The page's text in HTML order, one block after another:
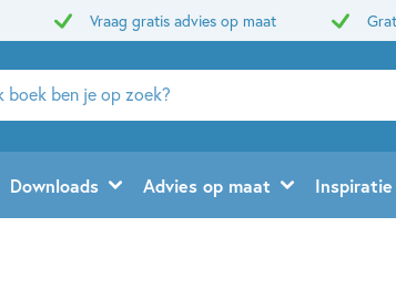
Vraag gratis advies op maat
Downloads Advies op maat Inspiratie